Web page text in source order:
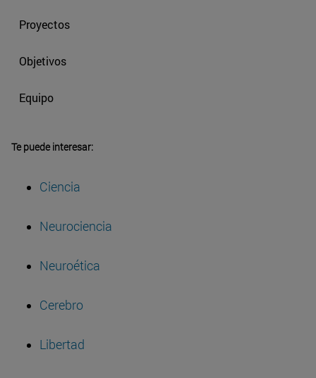
Proyectos
Objetivos
Equipo
Te puede interesar:
Ciencia
Neurociencia
Neuroética
Cerebro
Libertad